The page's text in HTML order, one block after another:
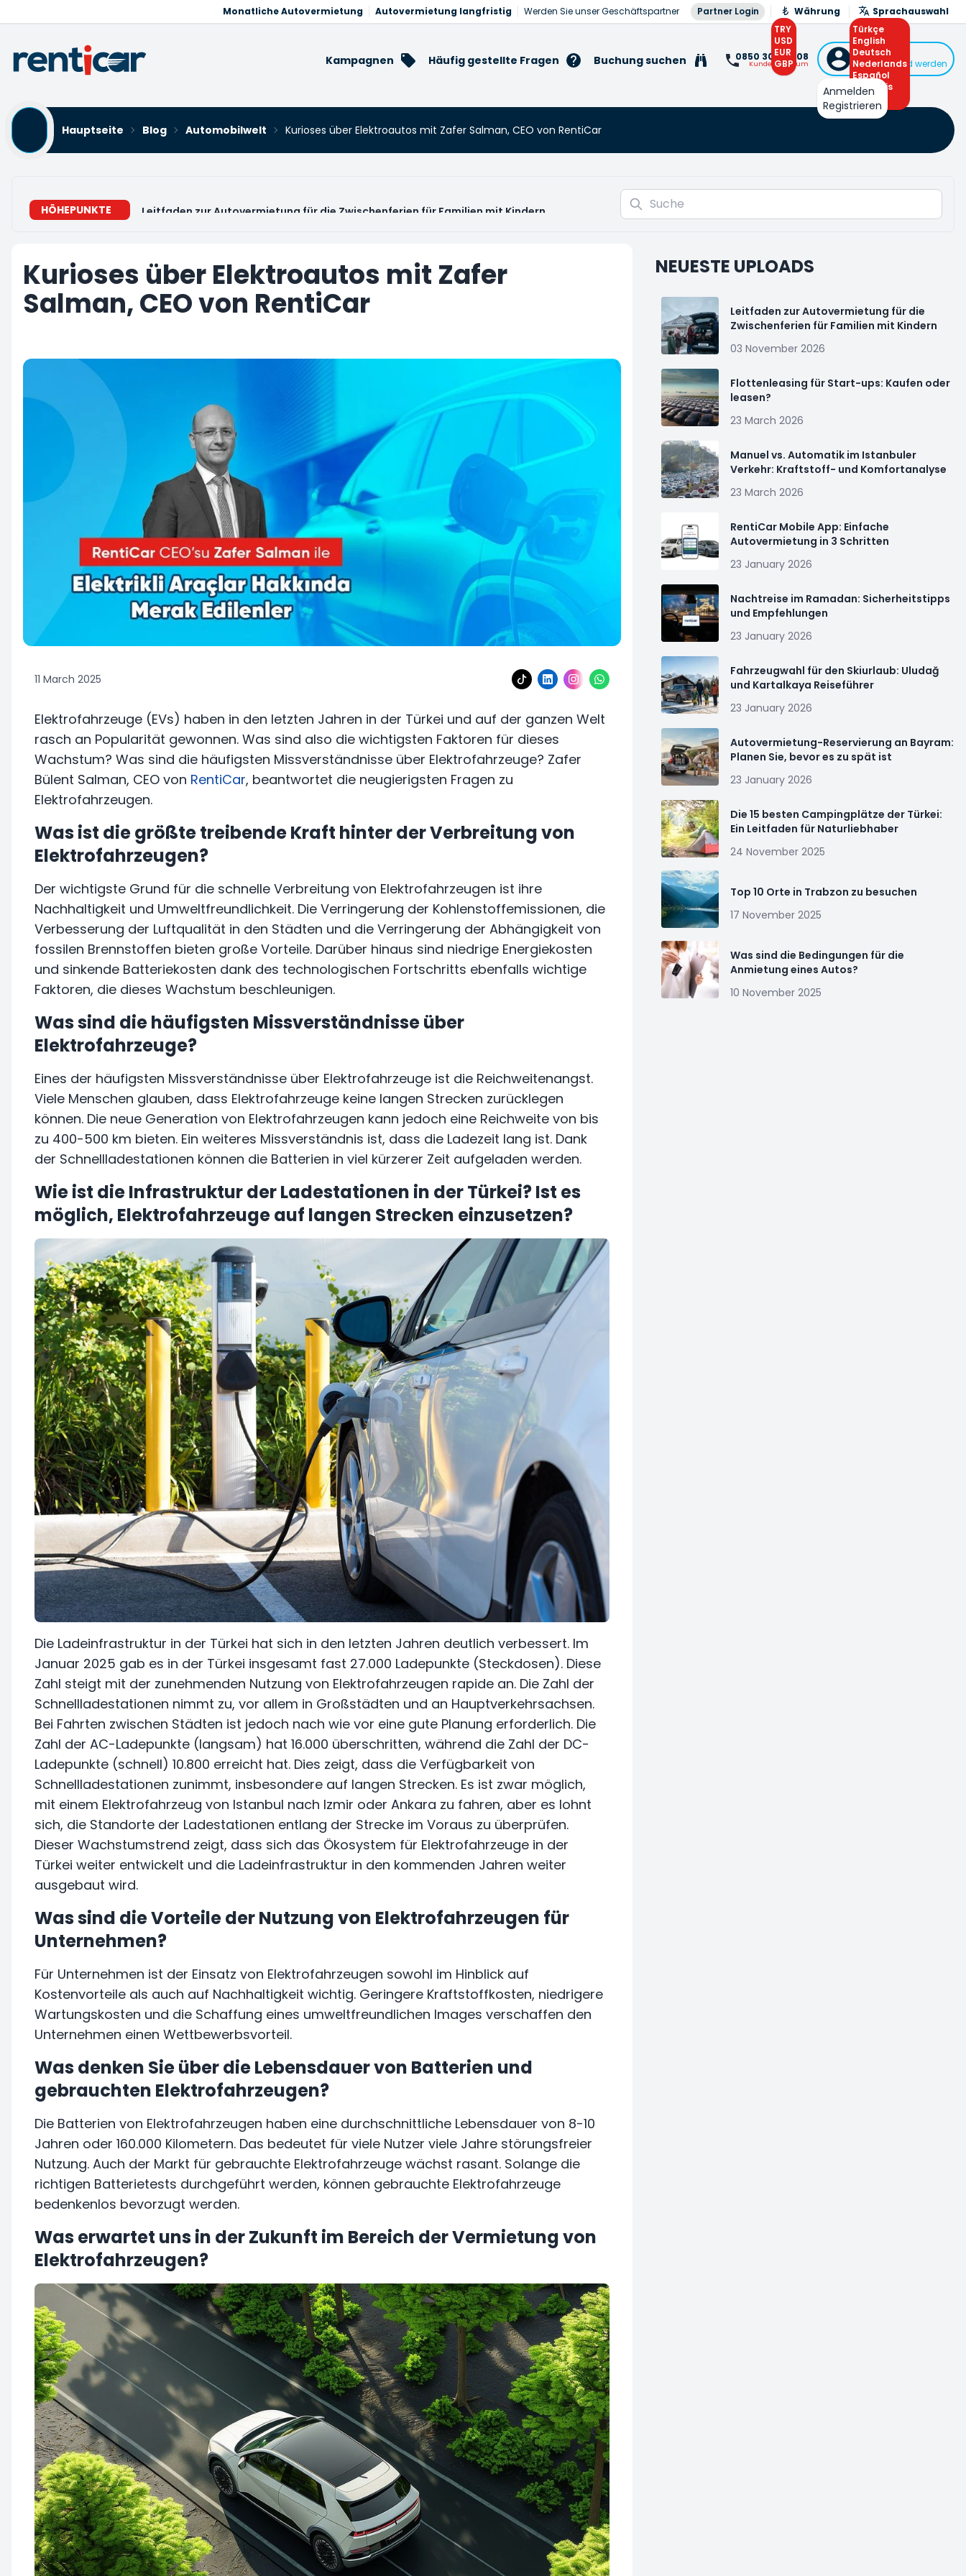
Monatliche Autovermietung Autovermietung langfristig Werden Sie unser Geschäftspartner Partner Login
Währung
TRY
USD
EUR
GBP
Sprachauswahl
Türkçe
English
Deutsch
Nederlands
Español
Français
Arabic
Kampagnen Häufig gestellte Fragen Buchung suchen 0850 308 0 308
Kundenzentrum
Anmelden
oder Mitglied werden
Anmelden
Registrieren
Hauptseite
Blog Automobilwelt Kurioses über Elektroautos mit Zafer Salman, CEO von RentiCar
HÖHEPUNKTE Leitfaden zur Autovermietung für die Zwischenferien für Familien mit Kindern
Kurioses über Elektroautos mit Zafer
Salman, CEO von RentiCar
11 March 2025
Elektrofahrzeuge (EVs) haben in den letzten Jahren in der Türkei und auf der ganzen Welt
rasch an Popularität gewonnen. Was sind also die wichtigsten Faktoren für dieses
Wachstum? Was sind die häufigsten Missverständnisse über Elektrofahrzeuge? Zafer
Bülent Salman, CEO von RentiCar, beantwortet die neugierigsten Fragen zu
Elektrofahrzeugen.
Was ist die größte treibende Kraft hinter der Verbreitung von
Elektrofahrzeugen?
Der wichtigste Grund für die schnelle Verbreitung von Elektrofahrzeugen ist ihre
Nachhaltigkeit und Umweltfreundlichkeit. Die Verringerung der Kohlenstoffemissionen, die
Verbesserung der Luftqualität in den Städten und die Verringerung der Abhängigkeit von
fossilen Brennstoffen bieten große Vorteile. Darüber hinaus sind niedrige Energiekosten
und sinkende Batteriekosten dank des technologischen Fortschritts ebenfalls wichtige
Faktoren, die dieses Wachstum beschleunigen.
Was sind die häufigsten Missverständnisse über
Elektrofahrzeuge?
Eines der häufigsten Missverständnisse über Elektrofahrzeuge ist die Reichweitenangst.
Viele Menschen glauben, dass Elektrofahrzeuge keine langen Strecken zurücklegen
können. Die neue Generation von Elektrofahrzeugen kann jedoch eine Reichweite von bis
zu 400-500 km bieten. Ein weiteres Missverständnis ist, dass die Ladezeit lang ist. Dank
der Schnellladestationen können die Batterien in viel kürzerer Zeit aufgeladen werden.
Wie ist die Infrastruktur der Ladestationen in der Türkei? Ist es
möglich, Elektrofahrzeuge auf langen Strecken einzusetzen?
Die Ladeinfrastruktur in der Türkei hat sich in den letzten Jahren deutlich verbessert. Im
Januar 2025 gab es in der Türkei insgesamt fast 27.000 Ladepunkte (Steckdosen). Diese
Zahl steigt mit der zunehmenden Nutzung von Elektrofahrzeugen rapide an. Die Zahl der
Schnellladestationen nimmt zu, vor allem in Großstädten und an Hauptverkehrsachsen.
Bei Fahrten zwischen Städten ist jedoch nach wie vor eine gute Planung erforderlich. Die
Zahl der AC-Ladepunkte (langsam) hat 16.000 überschritten, während die Zahl der DC-
Ladepunkte (schnell) 10.800 erreicht hat. Dies zeigt, dass die Verfügbarkeit von
Schnellladestationen zunimmt, insbesondere auf langen Strecken. Es ist zwar möglich,
mit einem Elektrofahrzeug von Istanbul nach Izmir oder Ankara zu fahren, aber es lohnt
sich, die Standorte der Ladestationen entlang der Strecke im Voraus zu überprüfen.
Dieser Wachstumstrend zeigt, dass sich das Ökosystem für Elektrofahrzeuge in der
Türkei weiter entwickelt und die Ladeinfrastruktur in den kommenden Jahren weiter
ausgebaut wird.
Was sind die Vorteile der Nutzung von Elektrofahrzeugen für
Unternehmen?
Für Unternehmen ist der Einsatz von Elektrofahrzeugen sowohl im Hinblick auf
Kostenvorteile als auch auf Nachhaltigkeit wichtig. Geringere Kraftstoffkosten, niedrigere
Wartungskosten und die Schaffung eines umweltfreundlichen Images verschaffen den
Unternehmen einen Wettbewerbsvorteil.
Was denken Sie über die Lebensdauer von Batterien und
gebrauchten Elektrofahrzeugen?
Die Batterien von Elektrofahrzeugen haben eine durchschnittliche Lebensdauer von 8-10
Jahren oder 160.000 Kilometern. Das bedeutet für viele Nutzer viele Jahre störungsfreier
Nutzung. Auch der Markt für gebrauchte Elektrofahrzeuge wächst rasant. Solange die
richtigen Batterietests durchgeführt werden, können gebrauchte Elektrofahrzeuge
bedenkenlos bevorzugt werden.
Was erwartet uns in der Zukunft im Bereich der Vermietung von
Elektrofahrzeugen?
NEUESTE UPLOADS
Leitfaden zur Autovermietung für die
Zwischenferien für Familien mit Kindern
03 November 2026
Flottenleasing für Start-ups: Kaufen oder
leasen?
23 March 2026
Manuel vs. Automatik im Istanbuler
Verkehr: Kraftstoff- und Komfortanalyse
23 March 2026
RentiCar Mobile App: Einfache
Autovermietung in 3 Schritten
23 January 2026
Nachtreise im Ramadan: Sicherheitstipps
und Empfehlungen
23 January 2026
Fahrzeugwahl für den Skiurlaub: Uludağ
und Kartalkaya Reiseführer
23 January 2026
Autovermietung-Reservierung an Bayram:
Planen Sie, bevor es zu spät ist
23 January 2026
Die 15 besten Campingplätze der Türkei:
Ein Leitfaden für Naturliebhaber
24 November 2025
Top 10 Orte in Trabzon zu besuchen
17 November 2025
Was sind die Bedingungen für die
Anmietung eines Autos?
10 November 2025